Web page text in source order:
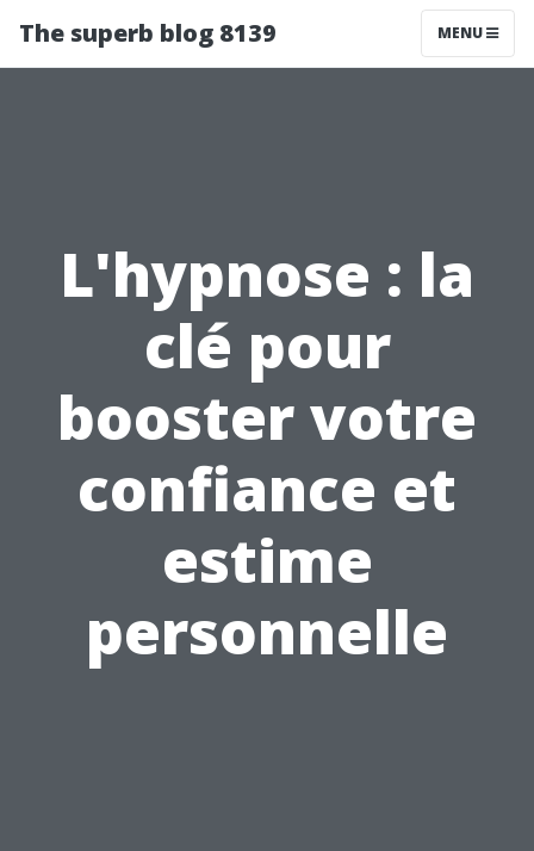
The superb blog 8139 MENU
L'hypnose : la
clé pour
booster votre
confiance et
estime
personnelle